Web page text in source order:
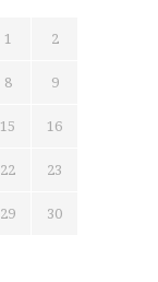
1 2
8 9
15 16
22 23
29 30